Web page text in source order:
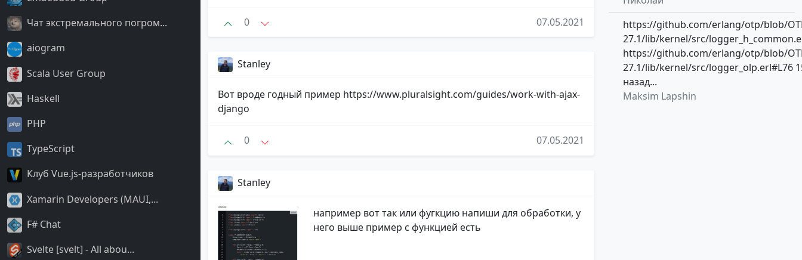
Чат экстремального погром...
aiogram
Scala User Group
Haskell
PHP
TypeScript
Клуб Vue.js-разработчиков
Xamarin Developers (MAUI,...
F# Chat
Svelte [svelt] - All abou...
0 07.05.2021
Stanley
Вот вроде годный пример https://www.pluralsight.com/guides/work-with-ajax-
django
0 07.05.2021
Stanley
например вот так или фугкцию напиши для обработки, у
него выше пример с функцией есть
https://github.com/erlang/otp/blob/
27.1/lib/kernel/src/
https://github.com/erlang/otp/blob/
27.1/lib/kernel/src/logger_olp.erl#L76
назад...
Maksim Lapshin